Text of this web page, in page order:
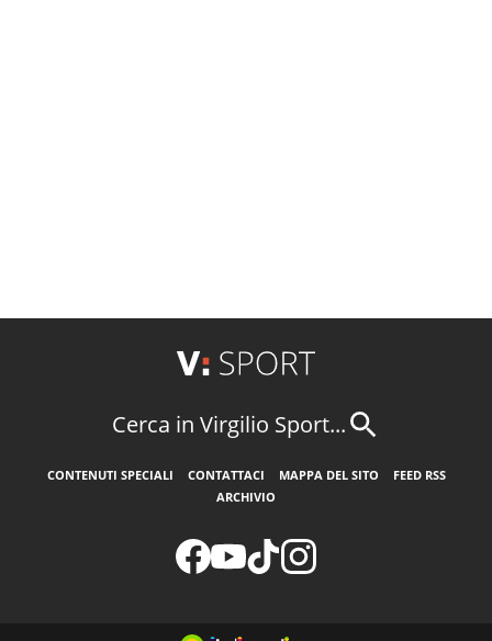
Cerca in Virgilio Sport...
CONTENUTI SPECIALI CONTATTACI MAPPA DEL SITO
FEED RSS
ARCHIVIO